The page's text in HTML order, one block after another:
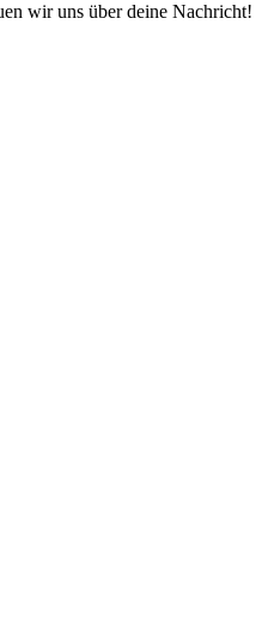
wir uns über deine